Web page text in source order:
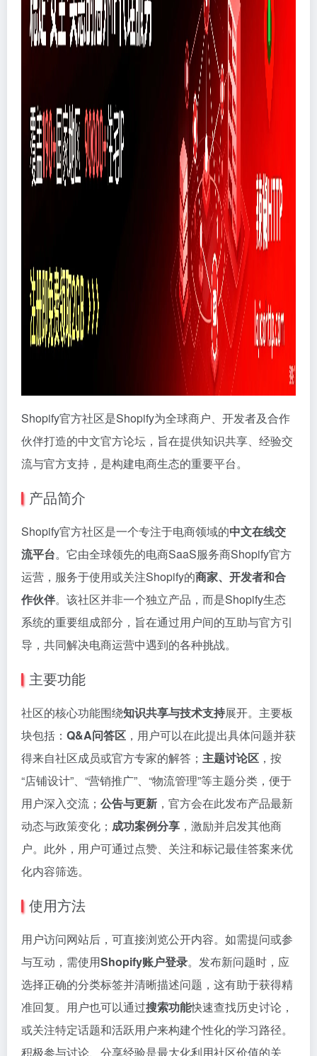
Shopify官方社区是Shopify为全球商户、开发者及合作
伙伴打造的中文官方论坛，旨在提供知识共享、经验交
流与官方支持，是构建电商生态的重要平台。
产品简介
Shopify官方社区是一个专注于电商领域的中文在线交
流平台。它由全球领先的电商SaaS服务商Shopify官方
运营，服务于使用或关注Shopify的商家、开发者和合
作伙伴。该社区并非一个独立产品，而是Shopify生态
系统的重要组成部分，旨在通过用户间的互助与官方引
导，共同解决电商运营中遇到的各种挑战。
主要功能
社区的核心功能围绕知识共享与技术支持展开。主要板
块包括： Q&A问答区 ，用户可以在此提出具体问题并获
得来自社区成员或官方专家的解答； 主题讨论区 ，按
“店铺设计”、“营销推广”、“物流管理”等主题分类，便于
用户深入交流； 公告与更新 ，官方会在此发布产品最新
动态与政策变化； 成功案例分享 ，激励并启发其他商
户。此外，用户可通过点赞、关注和标记最佳答案来优
化内容筛选。
使用方法
用户访问网站后，可直接浏览公开内容。如需提问或参
与互动，需使用Shopify账户登录。发布新问题时，应
选择正确的分类标签并清晰描述问题，这有助于获得精
准回复。用户也可以通过搜索功能快速查找历史讨论，
或关注特定话题和活跃用户来构建个性化的学习路径。
积极参与讨论、分享经验是最大化利用社区价值的关